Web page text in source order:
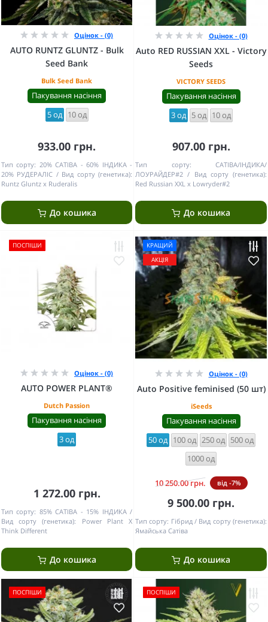
Оцінок - (0)
AUTO RUNTZ GLUNTZ - Bulk
Seed Bank
Bulk Seed Bank
Пакування насіння
5 од 10 од
933.00 грн.
Тип сорту: 20% САТІВА - 60% ІНДИКА -
20% РУДЕРАЛІС
Вид сорту (генетика):
Runtz Gluntz x Ruderalis
До кошика
Оцінок - (0)
Auto RED RUSSIAN XXL - Victory
Seeds
VICTORY SEEDS
Пакування насіння
3 од 5 од 10 од
907.00 грн.
Тип сорту:
САТІВА/ІНДИКА/
ЛОУРАЙДЕР#2
Вид сорту (генетика):
Red Russian XXL x Lowryder#2
До кошика
ПОСПІШИ
Оцінок - (0)
AUTO POWER PLANT®
Dutch Passion
Пакування насіння
3 од
1 272.00 грн.
Тип сорту: 85% САТІВА - 15% ІНДИКА
Вид сорту (генетика):
Power Plant X
Think Different
До кошика
КРАЩИЙ
АКЦІЯ
Оцінок - (0)
Auto Positive feminised (50 шт)
iSeeds
Пакування насіння
50 од 100 од 250 од 500 од
1000 од
10 250.00 грн. від -7%
9 500.00 грн.
Тип сорту: Гібрид
Вид сорту (генетика):
Ямайська Сатіва
До кошика
ПОСПІШИ ПОСПІШИ